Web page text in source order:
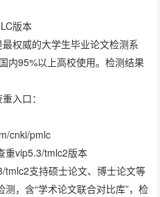
版本
权威的大学生毕业论文检测系
内95%以上高校使用。检测结果
入口：
cnki/pmlc
重vip5.3/tmlc2版本
tmlc2支持硕士论文、博士论文等
，含“学术论文联合对比库”，检